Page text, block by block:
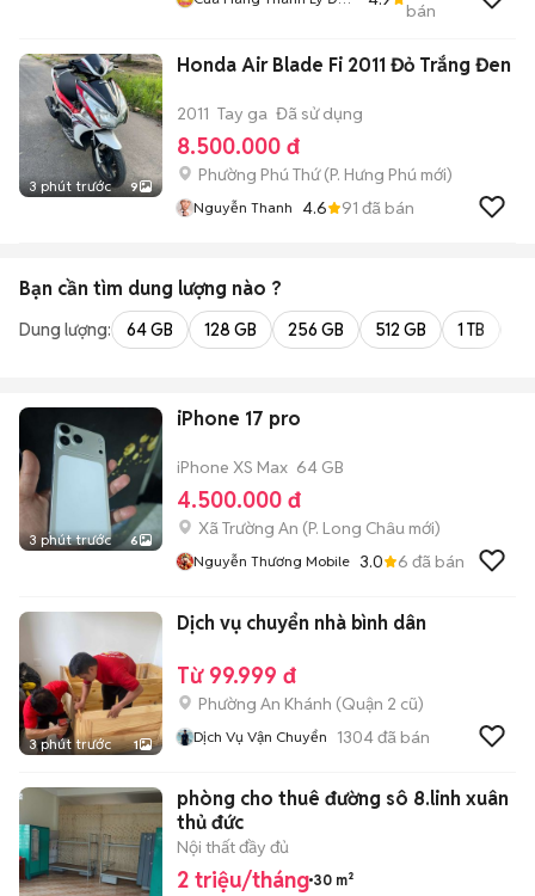
bán
3 phút trước 9
Honda Air Blade Fi 2011 Đỏ Trắng Đen
2011 Tay ga Đã sử dụng
8.500.000 đ
Phường Phú Thứ(P. Hưng Phú mới)
Nguyễn Thanh 4.6 91 đã bán
Bạn cần tìm dung lượng nào ?
Dung lượng: 64 GB 128 GB 256 GB 512 GB 1 TB
3 phút trước 6
iPhone 17 pro
iPhone XS Max 64 GB
4.500.000 đ
Xã Trường An (P. Long Châu mới)
Nguyễn Thương Mobile 3.0 6 đã bán
3 phút trước 1
Dịch vụ chuyển nhà bình dân
Từ 99.999 đ
Phường An Khánh (Quận 2 cũ)
Dịch Vụ Vận Chuyển 1304đã bán
phòng cho thuê đường sô 8.linh xuân
thủ đức
Nội thất đầy đủ
2 triệu/tháng 30 m²